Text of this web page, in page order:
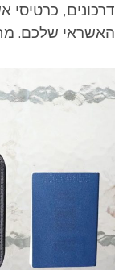
דרכונים, כרטיסי
האשראי שלכם. מחיר: